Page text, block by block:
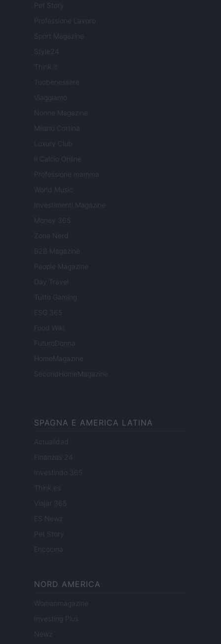
Pet Story
Professione Lavoro
Sport Magazine
Style24
Think.it
Tuobenessere
Viaggiamo
Nonne Magazine
Milano Cortina
Luxury Club
Il Calcio Online
Professione mamma
World Music
Investimenti Magazine
Money 365
Zona Nerd
B2B Magazine
People Magazine
Day Travel
Tutto Gaming
ESG 365
Food Wiki
FuturoDonna
HomeMagazine
SecondHomeMagazine
SPAGNA E AMERICA LATINA
Actualidad
Finanzas 24
Investindo 365
Think.es
Viajar 365
ES Newz
Pet Story
Encocina
NORD AMERICA
Womanmagazine
Investing Plus
Newz